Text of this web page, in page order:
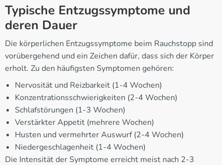
Typische Entzugssymptome und
deren Dauer
Die körperlichen Entzugssymptome beim Rauchstopp sind
vorübergehend und ein Zeichen dafür, dass sich der Körper
erholt. Zu den häufigsten Symptomen gehören:
Nervosität und Reizbarkeit (1-4 Wochen)
Konzentrationsschwierigkeiten (2-4 Wochen)
Schlafstörungen (1-3 Wochen)
Verstärkter Appetit (mehrere Wochen)
Husten und vermehrter Auswurf (2-4 Wochen)
Niedergeschlagenheit (1-4 Wochen)
Die Intensität der Symptome erreicht meist nach 2-3